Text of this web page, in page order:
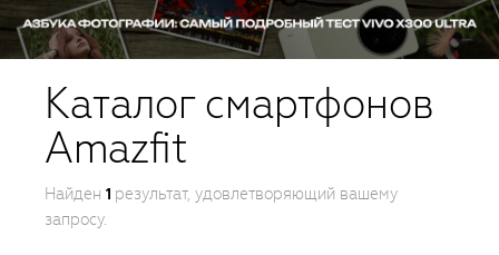
Каталог смартфонов
Amazfit
Найден 1 результат, удовлетворяющий вашему
запросу.